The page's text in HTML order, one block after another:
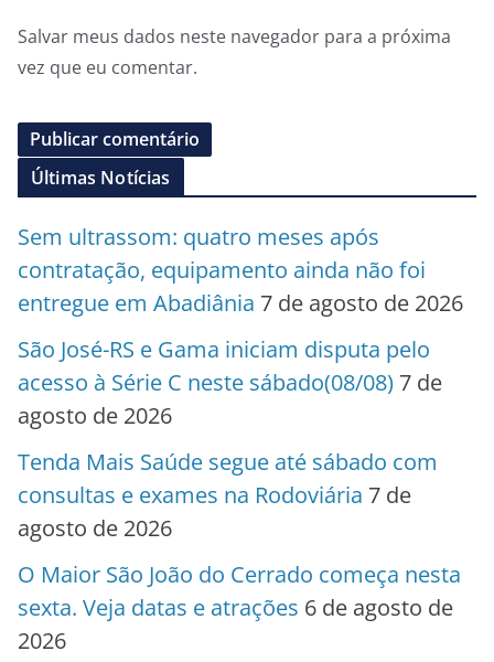
Salvar meus dados neste navegador para a próxima
vez que eu comentar.
Últimas Notícias
Sem ultrassom: quatro meses após
contratação, equipamento ainda não foi
entregue em Abadiânia 7 de agosto de 2026
São José-RS e Gama iniciam disputa pelo
acesso à Série C neste sábado(08/08) 7 de
agosto de 2026
Tenda Mais Saúde segue até sábado com
consultas e exames na Rodoviária 7 de
agosto de 2026
O Maior São João do Cerrado começa nesta
sexta. Veja datas e atrações 6 de agosto de
2026